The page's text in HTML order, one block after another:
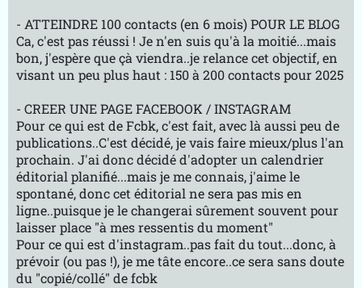
- ATTEINDRE 100 contacts (en 6 mois) POUR LE BLOG
Ca, c'est pas réussi ! Je n'en suis qu'à la moitié...mais
bon, j'espère que çà viendra..je relance cet objectif, en
visant un peu plus haut : 150 à 200 contacts pour 2025
- CREER UNE PAGE FACEBOOK / INSTAGRAM
Pour ce qui est de Fcbk, c'est fait, avec là aussi peu de
publications..C'est décidé, je vais faire mieux/plus l'an
prochain. J'ai donc décidé d'adopter un calendrier
éditorial planifié...mais je me connais, j'aime le
spontané, donc cet éditorial ne sera pas mis en
ligne..puisque je le changerai sûrement souvent pour
laisser place "à mes ressentis du moment"
Pour ce qui est d'instagram..pas fait du tout...donc, à
prévoir (ou pas !), je me tâte encore..ce sera sans doute
du "copié/collé" de fcbk